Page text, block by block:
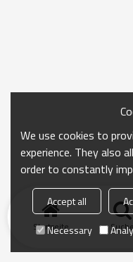
Startseite
We use cookies to
experience. They also
order to constantly
Accept all
Necessary